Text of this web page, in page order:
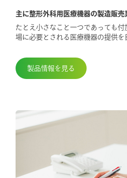
2025.5.29
第98回日本整形外科学会学
しました
主に整形外科用医療機器の製造販売
たとえ小さなこと一つであっても
場に必要とされる医療機器の提供を
製品情報を見る